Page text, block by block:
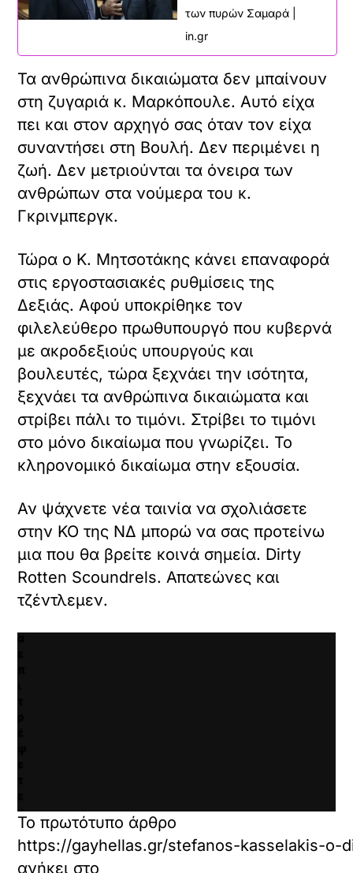
των πυρών Σαμαρά |
in.gr
Τα ανθρώπινα δικαιώματα δεν μπαίνουν
στη ζυγαριά κ. Μαρκόπουλε. Αυτό είχα
πει και στον αρχηγό σας όταν τον είχα
συναντήσει στη Βουλή. Δεν περιμένει η
ζωή. Δεν μετριούνται τα όνειρα των
ανθρώπων στα νούμερα του κ.
Γκρινμπεργκ.
Τώρα ο Κ. Μητσοτάκης κάνει επαναφορά
στις εργοστασιακές ρυθμίσεις της
Δεξιάς. Αφού υποκρίθηκε τον
φιλελεύθερο πρωθυπουργό που κυβερνά
με ακροδεξιούς υπουργούς και
βουλευτές, τώρα ξεχνάει την ισότητα,
ξεχνάει τα ανθρώπινα δικαιώματα και
στρίβει πάλι το τιμόνι. Στρίβει το τιμόνι
στο μόνο δικαίωμα που γνωρίζει. Το
κληρονομικό δικαίωμα στην εξουσία.
Αν ψάχνετε νέα ταινία να σχολιάσετε
στην ΚΟ της ΝΔ μπορώ να σας προτείνω
μια που θα βρείτε κοινά σημεία. Dirty
Rotten Scoundrels. Απατεώνες και
τζέντλεμεν.
X /
ά
ν
κ
λ
κ
γ
α
κ
α
ι
Το πρωτότυπο άρθρο
https://gayhellas.gr/stefanos-kasselakis-
ανήκει στο